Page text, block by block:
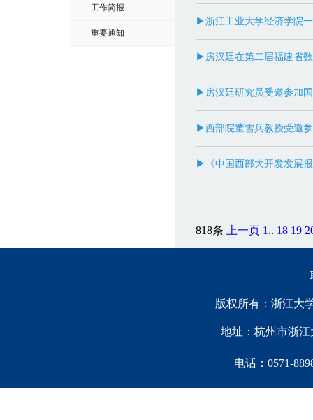
工作简报
重要通知
▶浙江工业大学经济学院
▶房汉廷在第二届福建省
▶房汉廷研究员受邀参加
▶西部院董雪兵教授受邀
▶《中国西部大开发发展
818条 上一页 1 .. 18 19
版权所有：浙江大
地址：杭州市浙江
电话：0571-